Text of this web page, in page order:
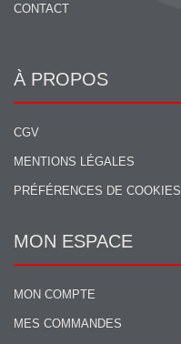
CONTACT
À PROPOS
CGV
MENTIONS LÉGALES
PRÉFÉRENCES DE COOKIES
MON ESPACE
MON COMPTE
MES COMMANDES